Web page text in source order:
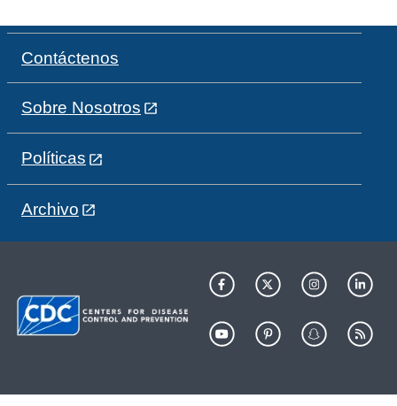
Contáctenos
Sobre Nosotros
Políticas
Archivo